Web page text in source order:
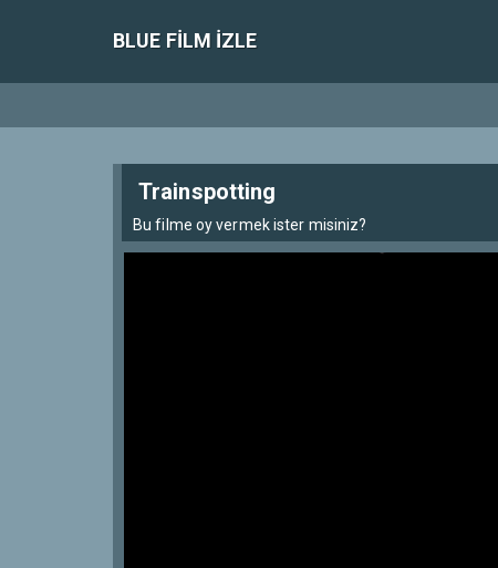
BLUE FILM IZLE
Trainspotting
Bu filme oy vermek ister misiniz?